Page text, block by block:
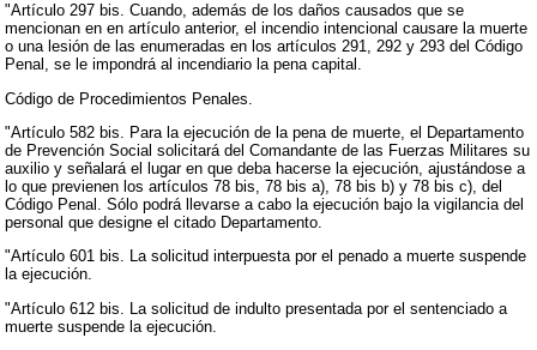
"Artículo 297 bis. Cuando, además de los daños causados que se
mencionan en en artículo anterior, el incendio intencional causare la muerte
o una lesión de las enumeradas en los artículos 291, 292 y 293 del Código
Penal, se le impondrá al incendiario la pena capital.
Código de Procedimientos Penales.
"Artículo 582 bis. Para la ejecución de la pena de muerte, el Departamento
de Prevención Social solicitará del Comandante de las Fuerzas Militares su
auxilio y señalará el lugar en que deba hacerse la ejecución, ajustándose a
lo que previenen los artículos 78 bis, 78 bis a), 78 bis b) y 78 bis c), del
Código Penal. Sólo podrá llevarse a cabo la ejecución bajo la vigilancia del
personal que designe el citado Departamento.
"Artículo 601 bis. La solicitud interpuesta por el penado a muerte suspende
la ejecución.
"Artículo 612 bis. La solicitud de indulto presentada por el sentenciado a
muerte suspende la ejecución.